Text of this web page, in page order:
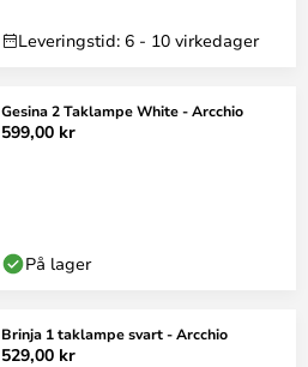
Leveringstid: 6 - 10 virkedager
Gesina 2 Taklampe White - Arcchio
599,00 kr
På lager
Brinja 1 taklampe svart - Arcchio
529,00 kr